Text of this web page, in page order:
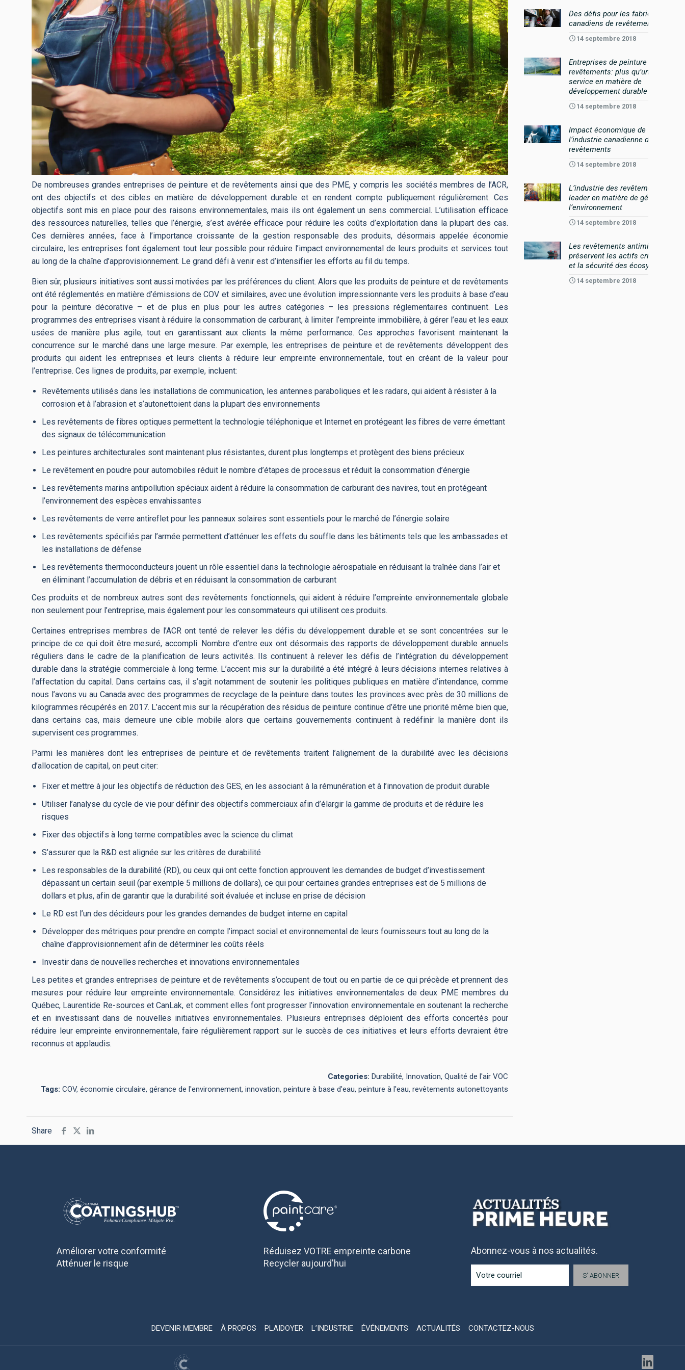
De nombreuses grandes entreprises de peinture et de revêtements ainsi que des PME, y compris les sociétés membres de l’ACR,
ont des objectifs et des cibles en matière de développement durable et en rendent compte publiquement régulièrement. Ces
objectifs sont mis en place pour des raisons environnementales, mais ils ont également un sens commercial. L’utilisation efficace
des ressources naturelles, telles que l’énergie, s’est avérée efficace pour réduire les coûts d’exploitation dans la plupart des cas.
Ces dernières années, face à l’importance croissante de la gestion responsable des produits, désormais appelée économie
circulaire, les entreprises font également tout leur possible pour réduire l’impact environnemental de leurs produits et services tout
au long de la chaîne d’approvisionnement. Le grand défi à venir est d’intensifier les efforts au fil du temps.
Bien sûr, plusieurs initiatives sont aussi motivées par les préférences du client. Alors que les produits de peinture et de revêtements
ont été réglementés en matière d’émissions de COV et similaires, avec une évolution impressionnante vers les produits à base d’eau
pour la peinture décorative – et de plus en plus pour les autres catégories – les pressions réglementaires continuent. Les
programmes des entreprises visant à réduire la consommation de carburant, à limiter l’empreinte immobilière, à gérer l’eau et les eaux
usées de manière plus agile, tout en garantissant aux clients la même performance. Ces approches favorisent maintenant la
concurrence sur le marché dans une large mesure. Par exemple, les entreprises de peinture et de revêtements développent des
produits qui aident les entreprises et leurs clients à réduire leur empreinte environnementale, tout en créant de la valeur pour
l’entreprise. Ces lignes de produits, par exemple, incluent:
Revêtements utilisés dans les installations de communication, les antennes paraboliques et les radars, qui aident à résister à la
corrosion et à l’abrasion et s’autonettoient dans la plupart des environnements
Les revêtements de fibres optiques permettent la technologie téléphonique et Internet en protégeant les fibres de verre émettant
des signaux de télécommunication
Les peintures architecturales sont maintenant plus résistantes, durent plus longtemps et protègent des biens précieux
Le revêtement en poudre pour automobiles réduit le nombre d’étapes de processus et réduit la consommation d’énergie
Les revêtements marins antipollution spéciaux aident à réduire la consommation de carburant des navires, tout en protégeant
l’environnement des espèces envahissantes
Les revêtements de verre antireflet pour les panneaux solaires sont essentiels pour le marché de l’énergie solaire
Les revêtements spécifiés par l’armée permettent d’atténuer les effets du souffle dans les bâtiments tels que les ambassades et
les installations de défense
Les revêtements thermoconducteurs jouent un rôle essentiel dans la technologie aérospatiale en réduisant la traînée dans l’air et
en éliminant l’accumulation de débris et en réduisant la consommation de carburant
Ces produits et de nombreux autres sont des revêtements fonctionnels, qui aident à réduire l’empreinte environnementale globale
non seulement pour l’entreprise, mais également pour les consommateurs qui utilisent ces produits.
Certaines entreprises membres de l’ACR ont tenté de relever les défis du développement durable et se sont concentrées sur le
principe de ce qui doit être mesuré, accompli. Nombre d’entre eux ont désormais des rapports de développement durable annuels
réguliers dans le cadre de la planification de leurs activités. Ils continuent à relever les défis de l’intégration du développement
durable dans la stratégie commerciale à long terme. L’accent mis sur la durabilité a été intégré à leurs décisions internes relatives à
l’affectation du capital. Dans certains cas, il s’agit notamment de soutenir les politiques publiques en matière d’intendance, comme
nous l’avons vu au Canada avec des programmes de recyclage de la peinture dans toutes les provinces avec près de 30 millions de
kilogrammes récupérés en 2017. L’accent mis sur la récupération des résidus de peinture continue d’être une priorité même bien que,
dans certains cas, mais demeure une cible mobile alors que certains gouvernements continuent à redéfinir la manière dont ils
supervisent ces programmes.
Parmi les manières dont les entreprises de peinture et de revêtements traitent l’alignement de la durabilité avec les décisions
d’allocation de capital, on peut citer:
Fixer et mettre à jour les objectifs de réduction des GES, en les associant à la rémunération et à l’innovation de produit durable
Utiliser l’analyse du cycle de vie pour définir des objectifs commerciaux afin d’élargir la gamme de produits et de réduire les
risques
Fixer des objectifs à long terme compatibles avec la science du climat
S’assurer que la R&D est alignée sur les critères de durabilité
Les responsables de la durabilité (RD), ou ceux qui ont cette fonction approuvent les demandes de budget d’investissement
dépassant un certain seuil (par exemple 5 millions de dollars), ce qui pour certaines grandes entreprises est de 5 millions de
dollars et plus, afin de garantir que la durabilité soit évaluée et incluse en prise de décision
Le RD est l’un des décideurs pour les grandes demandes de budget interne en capital
Développer des métriques pour prendre en compte l’impact social et environnemental de leurs fournisseurs tout au long de la
chaîne d’approvisionnement afin de déterminer les coûts réels
Investir dans de nouvelles recherches et innovations environnementales
Les petites et grandes entreprises de peinture et de revêtements s’occupent de tout ou en partie de ce qui précède et prennent des
mesures pour réduire leur empreinte environnementale. Considérez les initiatives environnementales de deux PME membres du
Québec, Laurentide Re-sources et CanLak, et comment elles font progresser l’innovation environnementale en soutenant la recherche
et en investissant dans de nouvelles initiatives environnementales. Plusieurs entreprises déploient des efforts concertés pour
réduire leur empreinte environnementale, faire régulièrement rapport sur le succès de ces initiatives et leurs efforts devraient être
reconnus et applaudis.
Categories: Durabilité, Innovation, Qualité de l'air VOC
Tags: COV, économie circulaire, gérance de l'environnement, innovation, peinture à base d'eau, peinture à l'eau, revêtements autonettoyants
Share
Des défis pour les fabricants
canadiens de revêtements
14 septembre 2018
Entreprises de peinture et de
revêtements: plus qu’un simple
service en matière de
développement durable
14 septembre 2018
Impact économique de
l’industrie canadienne des
revêtements
14 septembre 2018
L’industrie des revêtements, un
leader en matière de gérance de
l’environnement
14 septembre 2018
Les revêtements antimicrobiens
préservent les actifs critiques
et la sécurité des écosystèmes
14 septembre 2018
Améliorer votre conformité
Atténuer le risque
Réduisez VOTRE empreinte carbone
Recycler aujourd'hui
Abonnez-vous à nos actualités.
DEVENIR MEMBRE À PROPOS PLAIDOYER L’INDUSTRIE ÉVÉNEMENTS ACTUALITÉS CONTACTEZ-NOUS